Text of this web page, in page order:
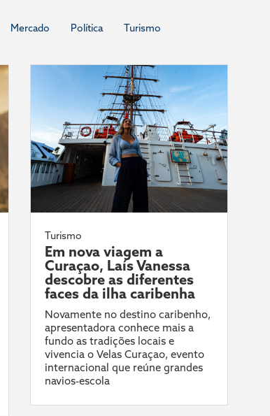
Mercado Política Turismo
Turismo
Em nova viagem a
Curaçao, Laís Vanessa
descobre as diferentes
faces da ilha caribenha
Novamente no destino caribenho,
apresentadora conhece mais a
fundo as tradições locais e
vivencia o Velas Curaçao, evento
internacional que reúne grandes
navios-escola